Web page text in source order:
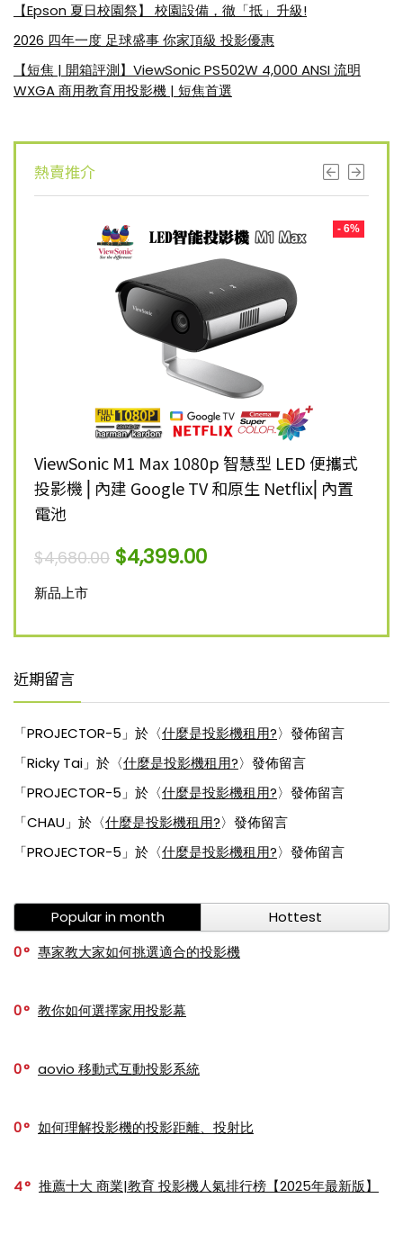
【Epson 夏日校園祭】 校園設備，徹「抵」升級!
2026 四年一度 足球盛事 你家頂級 投影優惠
【短焦 | 開箱評測】ViewSonic PS502W 4,000 ANSI 流明
WXGA 商用教育用投影機 | 短焦首選
熱賣推介
- 6%
ViewSonic M1 Max 1080p 智慧型 LED 便攜式
投影機 ⎜內建 Google TV 和原生 Netflix⎜內置
電池
$4,680.00 $4,399.00
新品上市
近期留言
「PROJECTOR-5」於〈什麼是投影機租用?〉發佈留言
「Ricky Tai」於〈什麼是投影機租用?〉發佈留言
「PROJECTOR-5」於〈什麼是投影機租用?〉發佈留言
「CHAU」於〈什麼是投影機租用?〉發佈留言
「PROJECTOR-5」於〈什麼是投影機租用?〉發佈留言
Popular in month
Hottest
0
專家教大家如何挑選適合的投影機
0 教你如何選擇家用投影幕
0 aovio 移動式互動投影系統
0 如何理解投影機的投影距離、投射比
4 推薦十大 商業|教育 投影機人氣排行榜【2025年最新版】